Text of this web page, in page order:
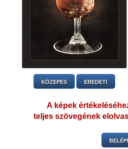
KÖZEPES EREDETI
A képek
teljes szövegének